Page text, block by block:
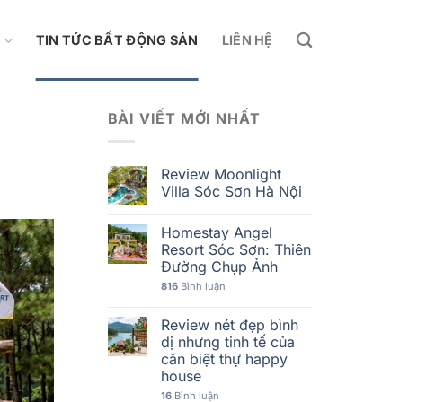
TIN TỨC BẤT ĐỘNG SẢN LIÊN HỆ
BÀI VIẾT MỚI NHẤT
Review Moonlight
Villa Sóc Sơn Hà Nội
Homestay Angel
Resort Sóc Sơn: Thiên
Đường Chụp Ảnh
816Bình luận
Review nét đẹp bình
dị nhưng tinh tế của
căn biệt thự happy
house
16Bình luận